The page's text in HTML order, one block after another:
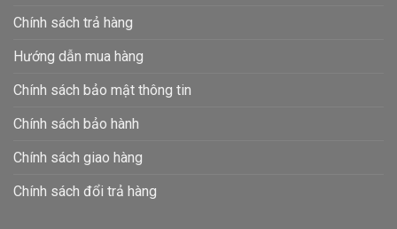
Chính sách trả hàng
Hướng dẫn mua hàng
Chính sách bảo mật thông tin
Chính sách bảo hành
Chính sách giao hàng
Chính sách đổi trả hàng